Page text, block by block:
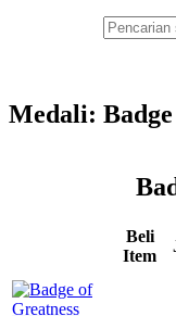
Medali:
Beli
Item